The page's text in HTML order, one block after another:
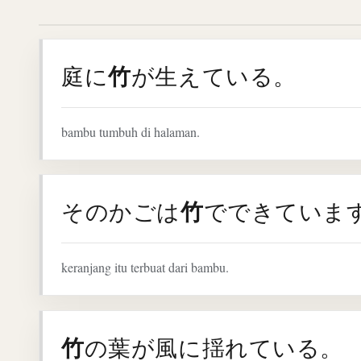
庭に竹が生えている。
bambu tumbuh di halaman.
そのかごは竹でできていま
keranjang itu terbuat dari bambu.
竹の葉が風に揺れている。